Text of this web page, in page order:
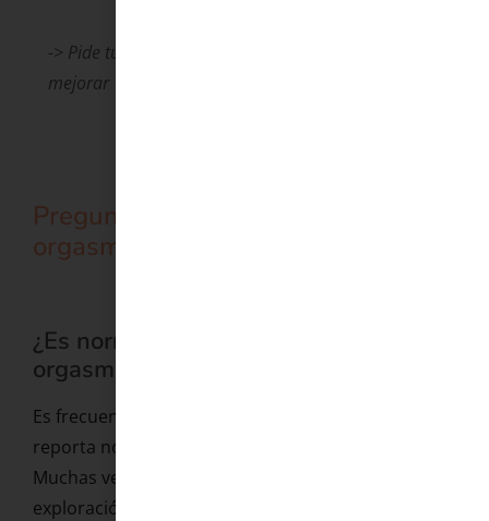
-> Pide tu primera cita gratuita para empezar a
mejorar
Preguntas frecuentes sobre el
orgasmo femenino
¿Es normal no haber tenido nunca un
orgasmo?
Es frecuente. Entre el 10% y el 15% de las mujeres
reporta no haber tenido nunca un orgasmo.
Muchas veces se debe a falta de información, de
exploración propia, o a factores psicológicos que